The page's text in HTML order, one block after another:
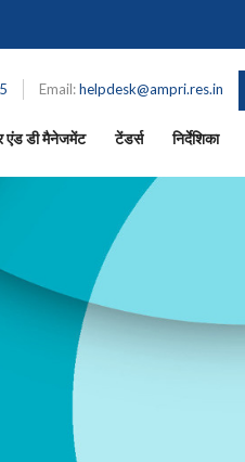
Email:helpdesk@ampri.res.in
एंड डी मैनेजमेंट टेंडर्स निर्देशिका